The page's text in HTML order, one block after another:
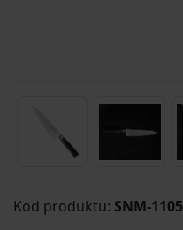
Kod produktu: SNM-1105